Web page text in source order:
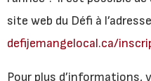
site web du Défi à l’adresse
defijemangelocal.ca/
Pour plus d’informations,